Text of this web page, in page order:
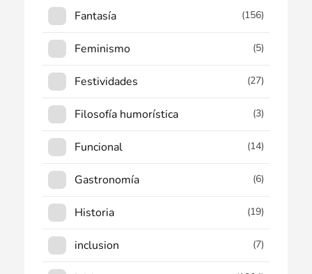
Fantasía (156)
Feminismo (5)
Festividades (27)
Filosofía humorística (3)
Funcional (14)
Gastronomía (6)
Historia (19)
inclusion (7)